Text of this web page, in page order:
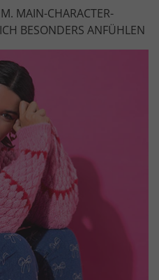
MAIN-CHARACTER-
BESONDERS ANFÜHLEN